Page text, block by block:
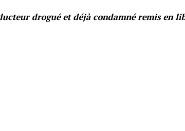
drogué et déjà condamné remis en